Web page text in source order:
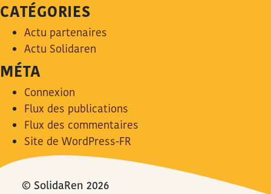
CATÉGORIES
Actu partenaires
Actu Solidaren
MÉTA
Connexion
Flux des publications
Flux des commentaires
Site de WordPress-FR
© SolidaRen 2026